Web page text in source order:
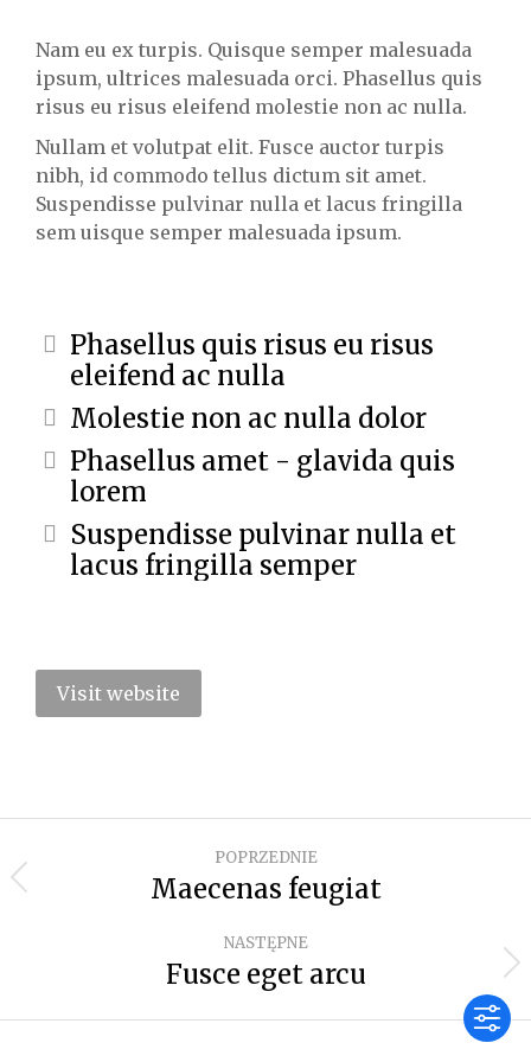
Nam eu ex turpis. Quisque semper malesuada
ipsum, ultrices malesuada orci. Phasellus quis
risus eu risus eleifend molestie non ac nulla.
Nullam et volutpat elit. Fusce auctor turpis
nibh, id commodo tellus dictum sit amet.
Suspendisse pulvinar nulla et lacus fringilla
sem uisque semper malesuada ipsum.
Phasellus quis risus eu risus
eleifend ac nulla
Molestie non ac nulla dolor
Phasellus amet - glavida quis
lorem
Suspendisse pulvinar nulla et
lacus fringilla semper
Visit website
POPRZEDNIE
Maecenas feugiat
NASTĘPNE
Fusce eget arcu